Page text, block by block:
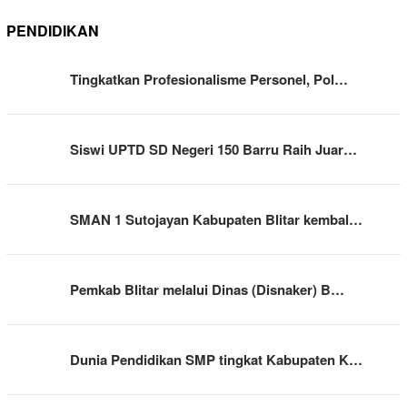
PENDIDIKAN
Tingkatkan Profesionalisme Personel, Pol…
Siswi UPTD SD Negeri 150 Barru Raih Juar…
SMAN 1 Sutojayan Kabupaten Blitar kembal…
Pemkab Blitar melalui Dinas (Disnaker) B…
Dunia Pendidikan SMP tingkat Kabupaten K…